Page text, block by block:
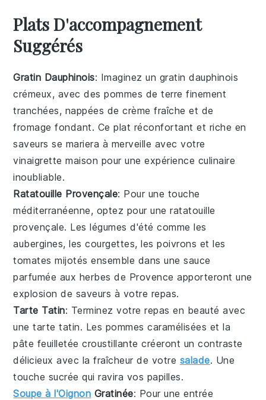
Plats D'accompagnement
Suggérés
Gratin Dauphinois: Imaginez un gratin dauphinois
crémeux, avec despommes de terre finement
tranchées, nappées decrème fraîche et de
fromage fondant. Ce plat réconfortant et riche en
saveurs se mariera à merveille avec votre
vinaigrette maison pour une expérience culinaire
inoubliable.
Ratatouille Provençale: Pour une touche
méditerranéenne, optez pour uneratatouille
provençale. Leslégumes d'été comme les
aubergines, lescourgettes, lespoivrons et les
tomates mijotés ensemble dans une sauce
parfumée aux herbes de Provence apporteront une
explosion de saveurs à votre repas.
Tarte Tatin: Terminez votre repas en beauté avec
unetarte tatin. Les pommes caramélisées et la
pâte feuilletée croustillante créeront un contraste
délicieux avec la fraîcheur de votre salade. Une
touche sucrée qui ravira vos papilles.
Soupe à l'Oignon Gratinée: Pour une entrée